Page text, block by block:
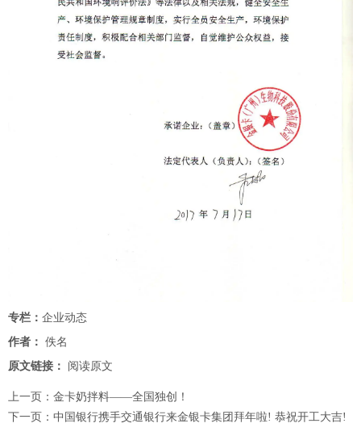
专栏： 企业动态
作者： 佚名
原文链接：
阅读原文
上一页： 金卡奶拌料——全国独创！
下一页： 中国银行携手交通银行来金银卡集团拜年啦! 恭祝开工大吉!